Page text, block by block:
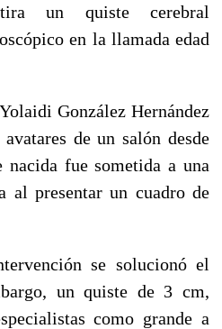
un quiste cerebral
en la llamada edad
González Hernández
de un salón desde
nacida fue sometida a una
al presentar un cuadro de
se solucionó el
un quiste de 3 cm,
como grande a